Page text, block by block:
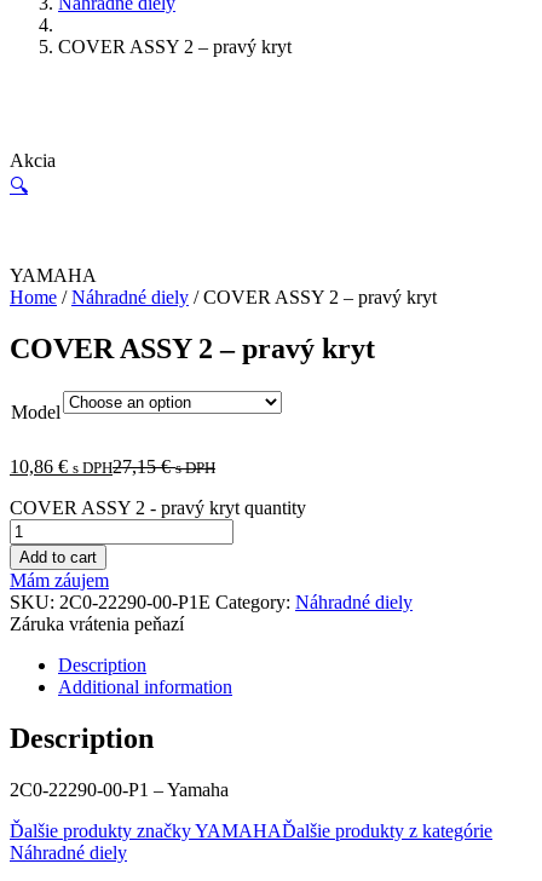
COVER ASSY 2 – pravý kryt
Akcia
🔍
YAMAHA
Home /Náhradné diely / COVER ASSY 2 – pravý kryt
COVER ASSY 2 – pravý kryt
Model
10,86 € s DPH27,15€ s DPH
COVER ASSY 2 - pravý kryt quantity
Add to cart
Mám záujem
SKU: 2C0-22290-00-P1E Category: Náhradné diely
Záruka vrátenia peňazí
Description
Additional information
Description
2C0-22290-00-P1 – Yamaha
Ďalšie produkty značky YAMAHAĎalšie produkty z kategórie
Náhradné diely